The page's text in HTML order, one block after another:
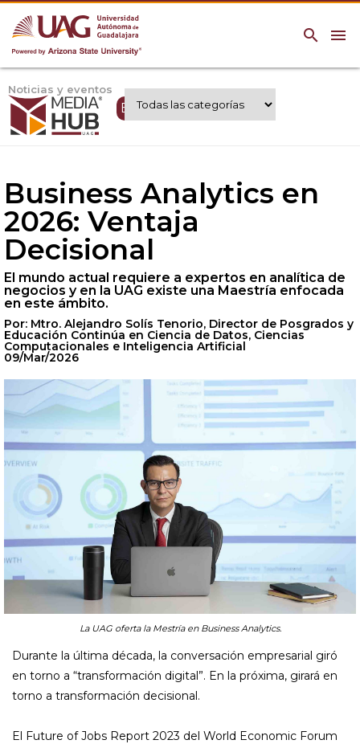
menu
search
Noticias y eventos
Expertos UAG
Business Analytics en
2026: Ventaja
Decisional
El mundo actual requiere a expertos en analítica de
negocios y en la UAG existe una Maestría enfocada
en este ámbito.
Por: Mtro. Alejandro Solís Tenorio, Director de Posgrados y
Educación Continúa en Ciencia de Datos, Ciencias
Computacionales e Inteligencia Artificial
09/Mar/2026
La UAG oferta la Mestría en Business Analytics.
Durante la última década, la conversación empresarial giró
en torno a “transformación digital”. En la próxima, girará en
torno a transformación decisional.
El Future of Jobs Report 2023 del World Economic Forum